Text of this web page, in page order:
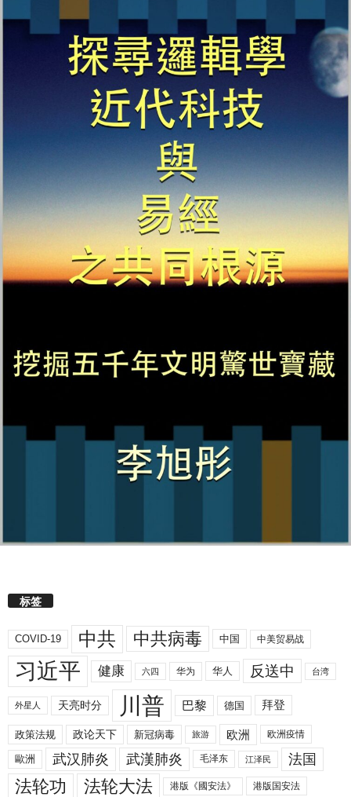
标签
COVID-19 中共 中共病毒 中国 中美贸易战
习近平 健康 六四 华为 华人 反送中 台湾
外星人 天亮时分 川普 巴黎 德国 拜登
政策法规 政论天下 新冠病毒 旅游 欧洲 欧洲疫情
歐洲 武汉肺炎 武漢肺炎 毛泽东 江泽民 法国
法轮功 法轮大法 港版《國安法》 港版国安法